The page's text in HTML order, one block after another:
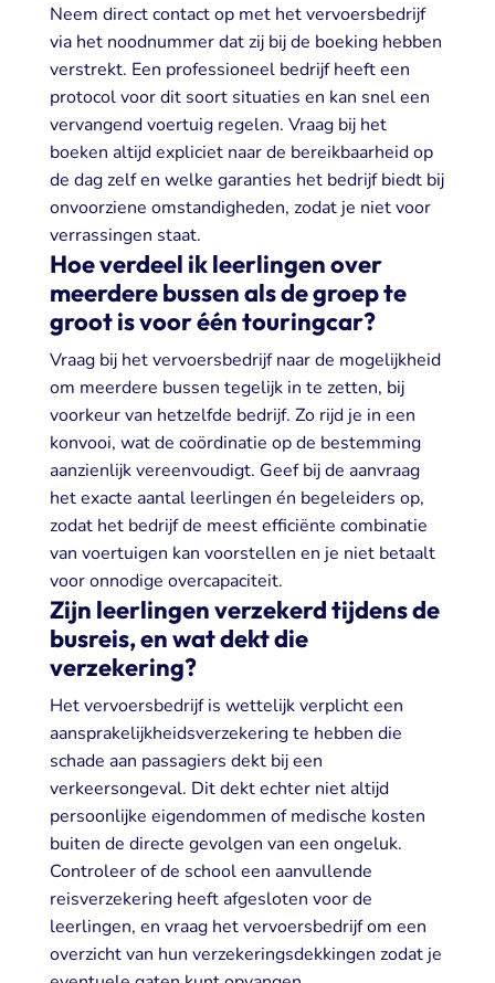
Neem direct contact op met het vervoersbedrijf
via het noodnummer dat zij bij de boeking hebben
verstrekt. Een professioneel bedrijf heeft een
protocol voor dit soort situaties en kan snel een
vervangend voertuig regelen. Vraag bij het
boeken altijd expliciet naar de bereikbaarheid op
de dag zelf en welke garanties het bedrijf biedt bij
onvoorziene omstandigheden, zodat je niet voor
verrassingen staat.
Hoe verdeel ik leerlingen over
meerdere bussen als de groep te
groot is voor één touringcar?
Vraag bij het vervoersbedrijf naar de mogelijkheid
om meerdere bussen tegelijk in te zetten, bij
voorkeur van hetzelfde bedrijf. Zo rijd je in een
konvooi, wat de coördinatie op de bestemming
aanzienlijk vereenvoudigt. Geef bij de aanvraag
het exacte aantal leerlingen én begeleiders op,
zodat het bedrijf de meest efficiënte combinatie
van voertuigen kan voorstellen en je niet betaalt
voor onnodige overcapaciteit.
Zijn leerlingen verzekerd tijdens de
busreis, en wat dekt die
verzekering?
Het vervoersbedrijf is wettelijk verplicht een
aansprakelijkheidsverzekering te hebben die
schade aan passagiers dekt bij een
verkeersongeval. Dit dekt echter niet altijd
persoonlijke eigendommen of medische kosten
buiten de directe gevolgen van een ongeluk.
Controleer of de school een aanvullende
reisverzekering heeft afgesloten voor de
leerlingen, en vraag het vervoersbedrijf om een
overzicht van hun verzekeringsdekkingen zodat je